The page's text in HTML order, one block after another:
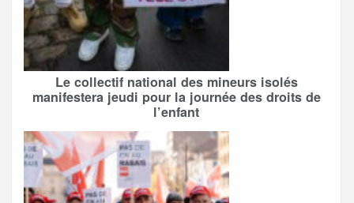
Le collectif national des mineurs isolés
manifestera jeudi pour la journée des droits de
l’enfant